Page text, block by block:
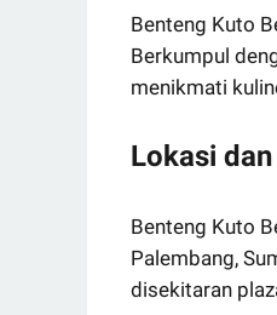
Benteng Kuto
Berkumpul
menikmati
Lokasi
Benteng Kuto
Palembang,
disekitaran